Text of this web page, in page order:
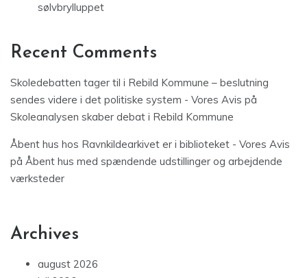
sølvbrylluppet
Recent Comments
Skoledebatten tager til i Rebild Kommune – beslutning
sendes videre i det politiske system - Vores Avis på
Skoleanalysen skaber debat i Rebild Kommune
Åbent hus hos Ravnkildearkivet er i biblioteket - Vores Avis
på Åbent hus med spændende udstillinger og arbejdende
værksteder
Archives
august 2026